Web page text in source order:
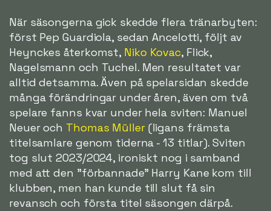
När säsongerna gick skedde flera tränarbyten:
först Pep Guardiola, sedan Ancelotti, följt av
Heynckes återkomst, Niko Kovac, Flick,
Nagelsmann och Tuchel. Men resultatet var
alltid detsamma. Även på spelarsidan skedde
många förändringar under åren, även om två
spelare fanns kvar under hela sviten: Manuel
Neuer och Thomas Müller(ligans främsta
titelsamlare genom tiderna - 13 titlar). Sviten
tog slut 2023/2024, ironiskt nog i samband
med att den "förbannade" Harry Kane kom till
klubben, men han kunde till slut få sin
revansch och första titel säsongen därpå.